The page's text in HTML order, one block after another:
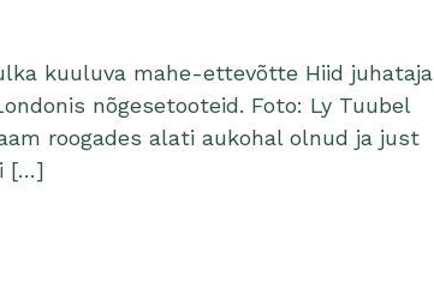
kuuluva mahe-ettevõtte Hiid juhataja
nõgesetooteid. Foto: Ly Tuubel
roogades alati aukohal olnud ja just
[…]